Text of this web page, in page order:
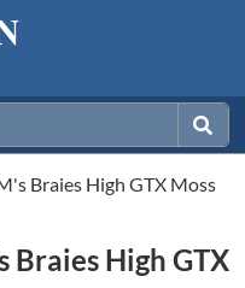
Braies High GTX Moss
Braies High GTX